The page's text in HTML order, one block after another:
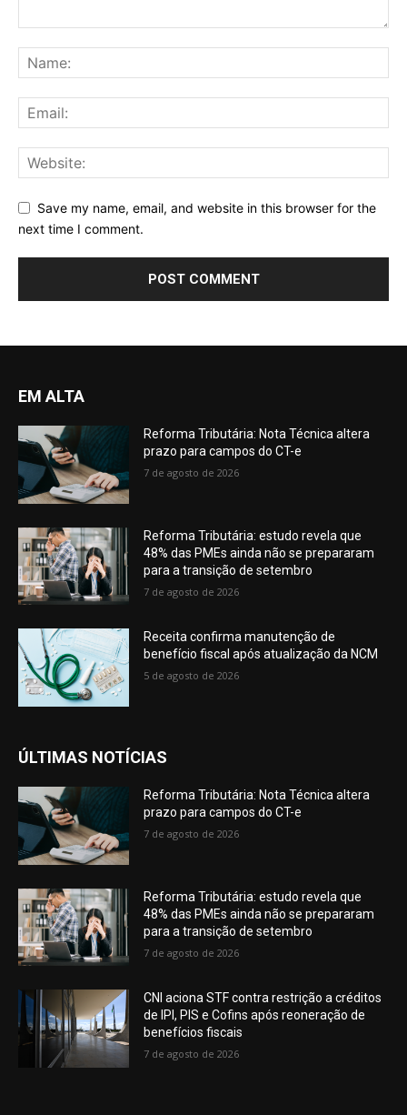
Save my name, email, and website in this browser for the
next time I comment.
EM ALTA
Reforma Tributária: Nota Técnica altera
prazo para campos do CT-e
7 de agosto de 2026
Reforma Tributária: estudo revela que
48% das PMEs ainda não se prepararam
para a transição de setembro
7 de agosto de 2026
Receita confirma manutenção de
benefício fiscal após atualização da NCM
5 de agosto de 2026
ÚLTIMAS NOTÍCIAS
Reforma Tributária: Nota Técnica altera
prazo para campos do CT-e
7 de agosto de 2026
Reforma Tributária: estudo revela que
48% das PMEs ainda não se prepararam
para a transição de setembro
7 de agosto de 2026
CNI aciona STF contra restrição a créditos
de IPI, PIS e Cofins após reoneração de
benefícios fiscais
7 de agosto de 2026